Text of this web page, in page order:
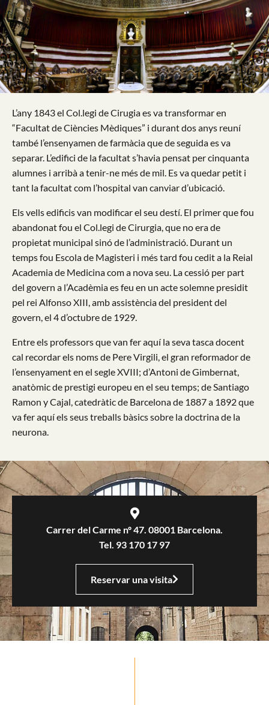
L’any 1843 el Col.legi de Cirugia es va transformar en
“Facultat de Ciències Mèdiques” i durant dos anys reuní
també l’ensenyamen de farmàcia que de seguida es va
separar. L’edifici de la facultat s’havia pensat per cinquanta
alumnes i arribà a tenir-ne més de mil. Es va quedar petit i
tant la facultat com l’hospital van canviar d’ubicació.
Els vells edificis van modificar el seu destí. El primer que fou
abandonat fou el Col.legi de Cirurgia, que no era de
propietat municipal sinó de l’administració. Durant un
temps fou Escola de Magisteri i més tard fou cedit a la Reial
Academia de Medicina com a nova seu. La cessió per part
del govern a l’Acadèmia es feu en un acte solemne presidit
pel rei Alfonso XIII, amb assistència del president del
govern, el 4 d’octubre de 1929.
Entre els professors que van fer aquí la seva tasca docent
cal recordar els noms de Pere Virgili, el gran reformador de
l’ensenyament en el segle XVIII; d’Antoni de Gimbernat,
anatòmic de prestigi europeu en el seu temps; de Santiago
Ramon y Cajal, catedràtic de Barcelona de 1887 a 1892 que
va fer aquí els seus treballs bàsics sobre la doctrina de la
neurona.
Carrer del Carme nº 47. 08001 Barcelona.
Tel. 93 170 17 97
Reservar una visita